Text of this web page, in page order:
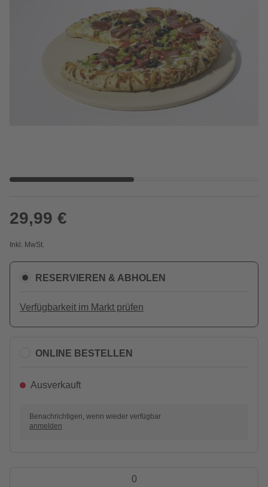
29,99 €
Inkl. MwSt.
RESERVIEREN & ABHOLEN
Verfügbarkeit im Markt prüfen
ONLINE BESTELLEN
Ausverkauft
Benachrichtigen, wenn wieder verfügbar
anmelden